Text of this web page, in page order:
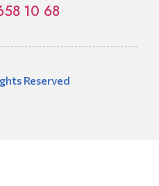
10 68
Reserved